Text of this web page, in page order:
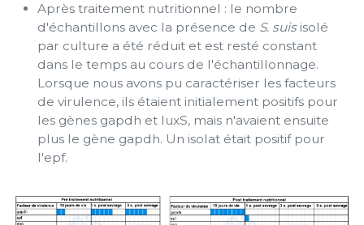
Après traitement nutritionnel : le nombre
d'échantillons avec la présence de S. suisisolé
par culture a été réduit et est resté constant
dans le temps au cours de l'échantillonnage.
Lorsque nous avons pu caractériser les facteurs
de virulence, ils étaient initialement positifs pour
les gènes gapdh et luxS, mais n'avaient ensuite
plus le gène gapdh. Un isolat était positif pour
l'epf.